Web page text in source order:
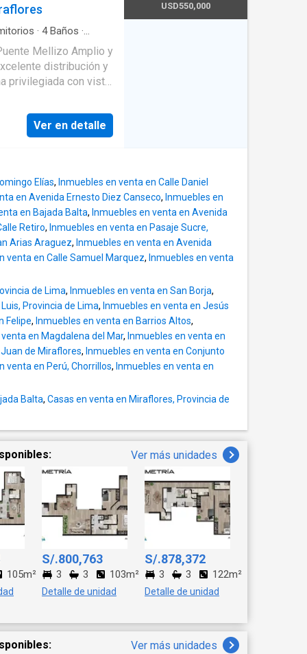
extractora 🪟
🌿 𝗔́𝗿𝗲𝗮𝘀
24 horas ✨
(Salón de Usos
24/7 🚨
Kennedy, el
boticas,
· 4Baños ·
distribución y
privilegiada con vista
social y privada
con excelente
in closet y doble
amplitud, privacidad y
Ver en detalle
USD550,000
Elías, Inmuebles en venta en Calle Daniel
en Avenida Ernesto Diez Canseco, Inmuebles en
en Bajada Balta, Inmuebles en venta en Avenida
Retiro, Inmuebles en venta en Pasaje Sucre,
Arias Araguez, Inmuebles en venta en Avenida
venta en Calle Samuel Marquez, Inmuebles en venta
de Lima, Inmuebles en venta en San Borja,
Provincia de Lima, Inmuebles en venta en Jesús
Felipe, Inmuebles en venta en Barrios Altos,
en Magdalena del Mar, Inmuebles en venta en
de Miraflores, Inmuebles en venta en Conjunto
venta en Perú, Chorrillos, Inmuebles en venta en
Balta, Casas en venta en Miraflores, Provincia de
Ver más unidades
105m²
S/.800,763
3 3 103m²
Detalle de unidad
S/.878,372
3 3 122m²
Detalle de unidad
Ver más unidades